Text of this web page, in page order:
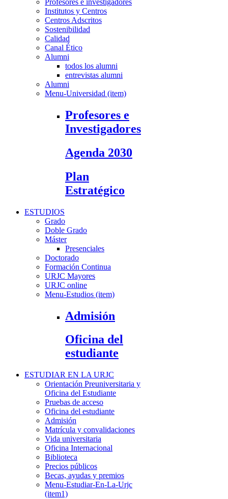
Profesores e investigadores
Institutos y Centros
Centros Adscritos
Sostenibilidad
Calidad
Canal Ético
Alumni
todos los alumni
entrevistas alumni
Alumni
Menu-Universidad (item)
Profesores e
Investigadores
Agenda 2030
Plan
Estratégico
ESTUDIOS
Grado
Doble Grado
Máster
Presenciales
Doctorado
Formación Continua
URJC Mayores
URJC online
Menu-Estudios (item)
Admisión
Oficina del
estudiante
ESTUDIAR EN LA URJC
Orientación Preuniversitaria y
Oficina del Estudiante
Pruebas de acceso
Oficina del estudiante
Admisión
Matrícula y convalidaciones
Vida universitaria
Oficina Internacional
Biblioteca
Precios públicos
Becas, ayudas y premios
Menu-Estudiar-En-La-Urjc
(item1)